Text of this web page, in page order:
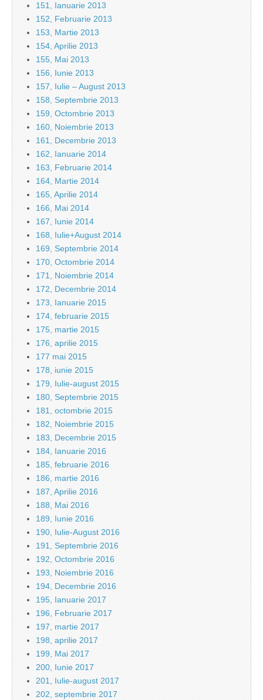
151, Ianuarie 2013
152, Februarie 2013
153, Martie 2013
154, Aprilie 2013
155, Mai 2013
156, Iunie 2013
157, Iulie – August 2013
158, Septembrie 2013
159, Octombrie 2013
160, Noiembrie 2013
161, Decembrie 2013
162, Ianuarie 2014
163, Februarie 2014
164, Martie 2014
165, Aprilie 2014
166, Mai 2014
167, Iunie 2014
168, Iulie+August 2014
169, Septembrie 2014
170, Octombrie 2014
171, Noiembrie 2014
172, Decembrie 2014
173, Ianuarie 2015
174, februarie 2015
175, martie 2015
176, aprilie 2015
177 mai 2015
178, iunie 2015
179, Iulie-august 2015
180, Septembrie 2015
181, octombrie 2015
182, Noiembrie 2015
183, Decembrie 2015
184, Ianuarie 2016
185, februarie 2016
186, martie 2016
187, Aprilie 2016
188, Mai 2016
189, Iunie 2016
190, Iulie-August 2016
191, Septembrie 2016
192, Octombrie 2016
193, Noiembrie 2016
194, Decembrie 2016
195, Ianuarie 2017
196, Februarie 2017
197, martie 2017
198, aprilie 2017
199, Mai 2017
200, Iunie 2017
201, Iulie-august 2017
202, septembrie 2017